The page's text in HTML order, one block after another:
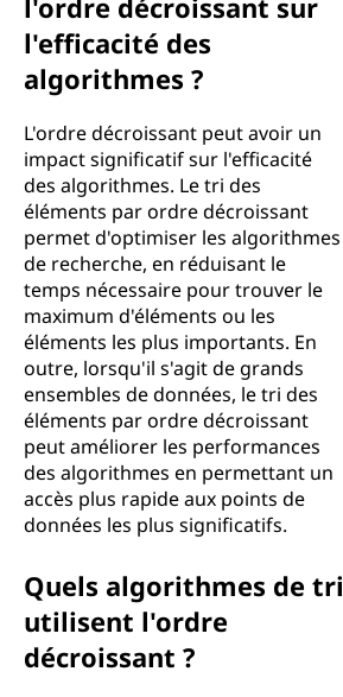
l'ordre décroissant sur
l'efficacité des
algorithmes ?
L'ordre décroissant peut avoir un
impact significatif sur l'efficacité
des algorithmes. Le tri des
éléments par ordre décroissant
permet d'optimiser les algorithmes
de recherche, en réduisant le
temps nécessaire pour trouver le
maximum d'éléments ou les
éléments les plus importants. En
outre, lorsqu'il s'agit de grands
ensembles de données, le tri des
éléments par ordre décroissant
peut améliorer les performances
des algorithmes en permettant un
accès plus rapide aux points de
données les plus significatifs.
Quels algorithmes de tri
utilisent l'ordre
décroissant ?